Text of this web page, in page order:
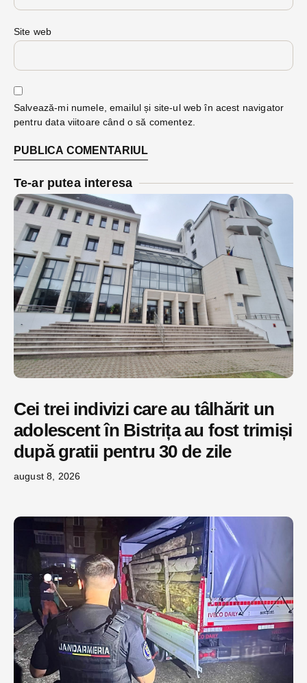
Site web
Salvează-mi numele, emailul și site-ul web în acest navigator
pentru data viitoare când o să comentez.
Te-ar putea interesa
Cei trei indivizi care au tâlhărit un
adolescent în Bistrița au fost trimiși
după gratii pentru 30 de zile
august 8, 2026